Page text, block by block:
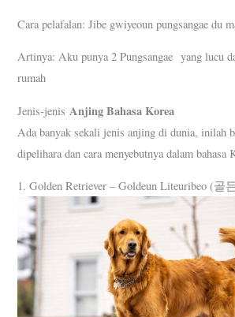
Cara pelafalan: Jibe gwiyeoun pungsangae du
Artinya: Aku punya 2 Pungsangae yang lucu
rumah
Jenis-jenis Anjing Bahasa Korea
Ada banyak sekali jenis anjing di dunia, inilah
dipelihara dan cara menyebutnya dalam bahasa
1. Golden Retriever – Goldeun Liteuribeo (